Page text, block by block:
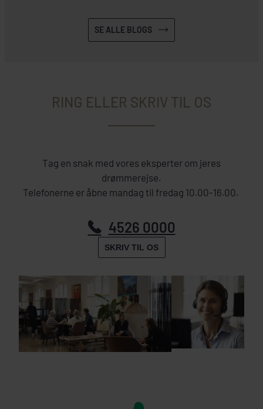
SE ALLE BLOGS
RING ELLER SKRIV TIL OS
Tag en snak med vores eksperter om jeres
drømmerejse.
Telefonerne er åbne mandag til fredag 10.00-16.00.
4526 0000
SKRIV TIL OS